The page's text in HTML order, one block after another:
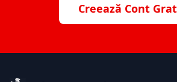
Creează Cont